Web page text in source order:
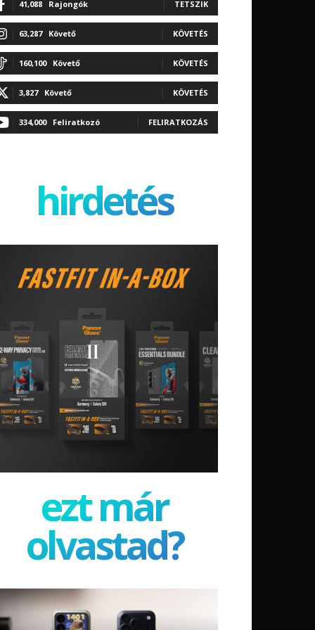
41,088 Rajongók TETSZIK
63,287 Követő KÖVETÉS
160,100 Követő KÖVETÉS
3,827 Követő KÖVETÉS
334,000 Feliratkozó FELIRATKOZÁS
hirdetés
ezt már
olvastad?